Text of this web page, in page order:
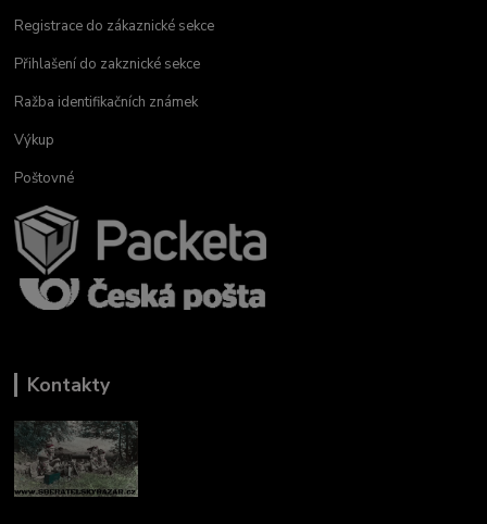
Registrace do zákaznické sekce
Přihlašení do zakznické sekce
Ražba identifikačních známek
Výkup
Poštovné
Kontakty